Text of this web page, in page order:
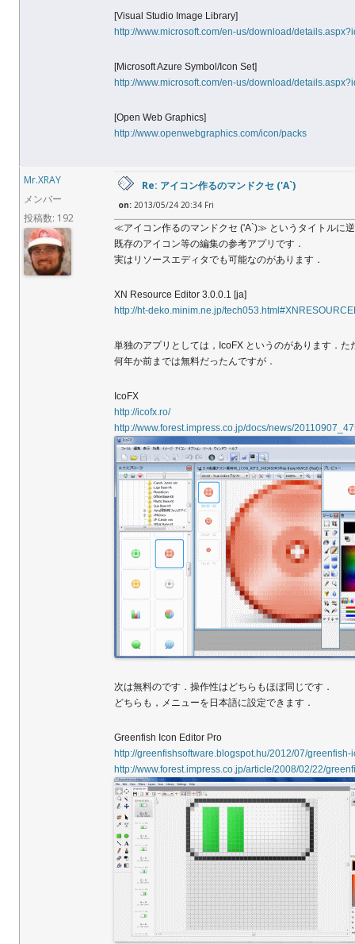
[Visual Studio Image Library]
http://www.microsoft.com/en-us/download/
[Microsoft Azure Symbol/Icon Set]
http://www.microsoft.com/en-us/download/
[Open Web Graphics]
http://www.openwebgraphics.com/icon/packs
Mr.XRAY
メンバー
投稿数: 192
Re: アイコン作るのマンドクセ ('A`)
on: 2013/05/24 20:34 Fri
≪アイコン作るのマンドクセ ('A`)≫ というタイトルに
既存のアイコン等の編集の参考アプリです．
実はリソースエディタでも可能なのがあります．
XN Resource Editor 3.0.0.1 [ja]
http://ht-deko.minim.ne.jp/
単独のアプリとしては，IcoFX というのがあります．た
何年か前までは無料だったんですが．
IcoFX
http://icofx.ro/
http://www.forest.impress.co.jp/docs/news/
次は無料のです．操作性はどちらもほぼ同じです．
どちらも，メニューを日本語に設定できます．
Greenfish Icon Editor Pro
http://greenfishsoftware.blogspot.hu/2012/07/
http://www.forest.impress.co.jp/article/2008/02/22/